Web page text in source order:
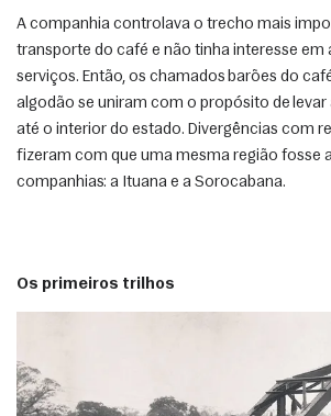
A companhia controlava o trecho mais
transporte do café e não tinha interesse em
serviços. Então, os chamados barões do
algodão se uniram com o propósito de
até o interior do estado. Divergências com
fizeram com que uma mesma região fosse
companhias: a Ituana e a Sorocabana.
Os primeiros trilhos